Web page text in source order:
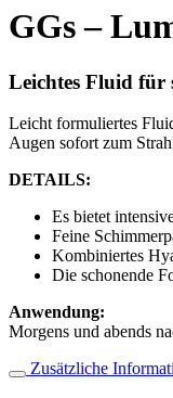
GGs –
Leichtes Fluid für
Leicht formuliertes
Augen sofort zum
DETAILS:
Es bietet
Feine
Kombiniertes
Die schonende
Anwendung:
Morgens und abends
Zusätzliche